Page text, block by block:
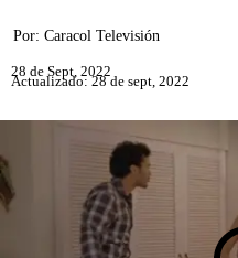
Por: Caracol Televisión
28 de Sept, 2022
Actualizado: 28 de sept, 2022